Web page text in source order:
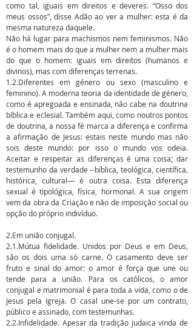
como tal, iguais em direitos e deveres. “Osso dos
meus ossos”, disse Adão ao ver a mulher: esta é da
mesma natureza daquele.
Não há lugar para machismos nem feminismos. Não
é o homem mais do que a mulher nem a mulher mais
do que o homem: iguais em direitos (humanos e
divinos), mas com diferenças terrenas.
1.2.Diferentes em género ou sexo (masculino e
feminino). A moderna teoria da identidade de género,
como é apregoada e ensinada, não cabe na doutrina
bíblica e eclesial. Também aqui, como noutros pontos
de doutrina, a nossa fé marca a diferença e confirma
a afirmação de Jesus: estais neste mundo mas não
sois deste mundo: por isso o mundo vos odeia.
Aceitar e respeitar as diferenças é uma coisa; dar
testemunho da verdade --bíblica, teológica, científica,
histórica, cultural— é outra coisa. Esta diferença
sexual é tipológica, física, hormonal. A sua origem
vem da obra da Criação e não de imposição social ou
opção do próprio indivíduo.
2.Em união conjugal.
2.1.Mútua fidelidade. Unidos por Deus e em Deus,
são os dois uma só carne. O casamento deve ser
fruto e sinal do amor: o amor é força que une ou
tende para a união. Para os católicos, o amor
conjugal e matrimonial é para toda a vida, como o de
Jesus pela Igreja. O casal une-se por um contrato,
público e assinado, com testemunhas.
2.2.Infidelidade. Apesar da tradição judaica vinda de